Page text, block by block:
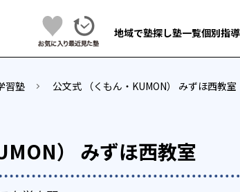
地域で塾探し塾一覧個別指
習塾 公文式 （くもん・KUMON） みずほ西教室
） みずほ西教室